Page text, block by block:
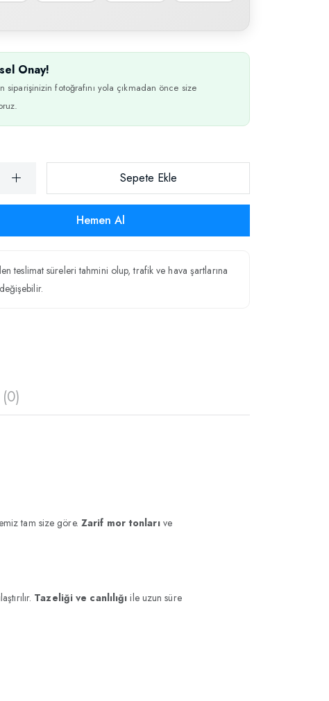
Onay!
siparişinizin fotoğrafını yola çıkmadan önce size
Sepete Ekle
Hemen Al
teslimat süreleri tahmini olup, trafik ve hava şartlarına
tam size göre. Zarif mor tonlarıve
Tazeliği ve canlılığı ile uzun süre